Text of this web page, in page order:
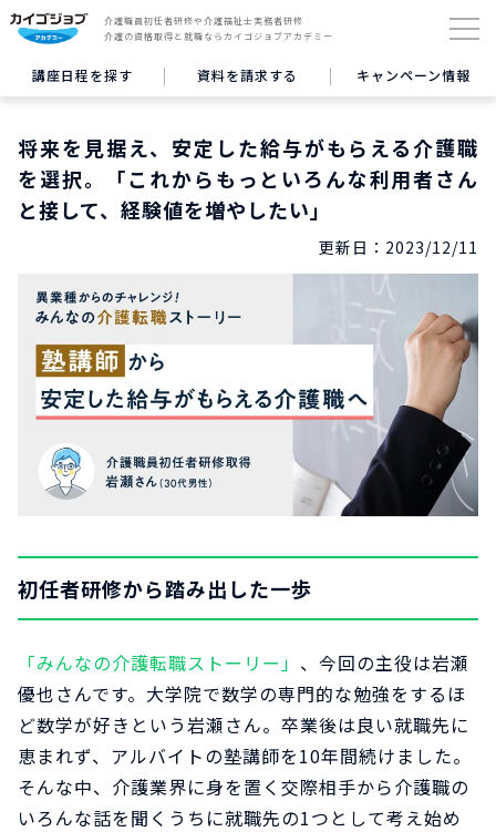
介護職員初任者研修や介護福祉士実務者研修
介護の資格取得と就職ならカイゴジョブアカデミー
講座日程を探す 資料を請求する キャンペーン情報
将来を見据え、安定した給与がもらえる介護職
を選択。「これからもっといろんな利用者さん
と接して、経験値を増やしたい」
更新日： 2023/12/11
初任者研修から踏み出した一歩
「みんなの介護転職ストーリー」 、今回の主役は岩瀬
優也さんです。大学院で数学の専門的な勉強をするほ
ど数学が好きという岩瀬さん。卒業後は良い就職先に
恵まれず、アルバイトの塾講師を10年間続けました。
そんな中、介護業界に身を置く交際相手から介護職の
いろんな話を聞くうちに就職先の1つとして考え始め